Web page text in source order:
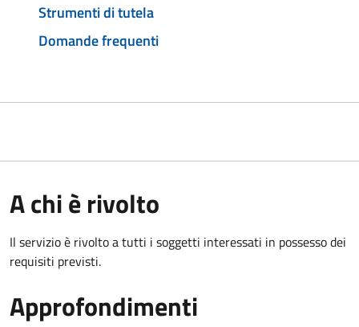
Strumenti di tutela
Domande frequenti
A chi è rivolto
Il servizio è rivolto a tutti i soggetti interessati in possesso dei
requisiti previsti.
Approfondimenti